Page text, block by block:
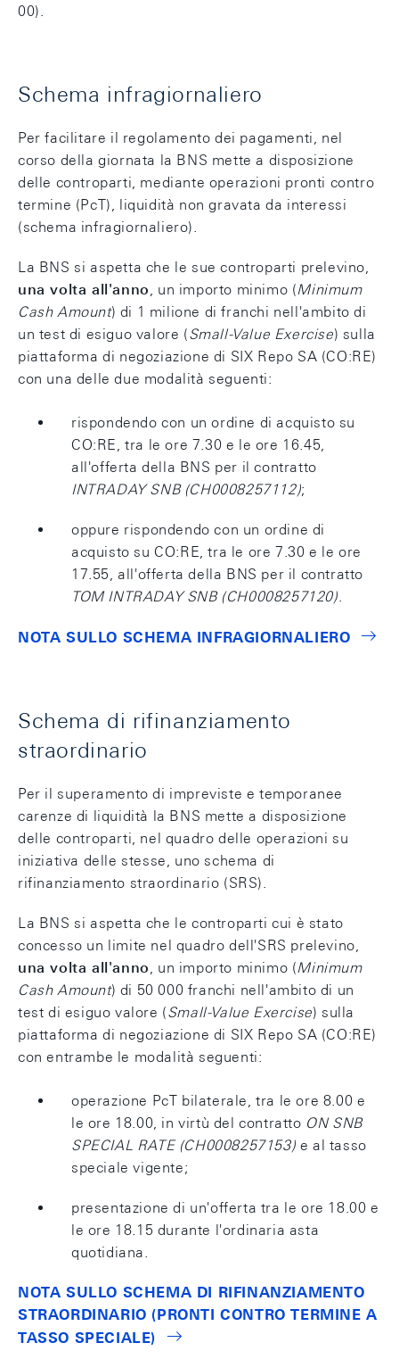
00).
Schema infragiornaliero
Per facilitare il regolamento dei pagamenti, nel
corso della giornata la BNS mette a disposizione
delle controparti, mediante operazioni pronti contro
termine (PcT), liquidità non gravata da interessi
(schema infragiornaliero).
La BNS si aspetta che le sue controparti prelevino,
una volta all'anno, un importo minimo (Minimum
Cash Amount) di 1 milione di franchi nell'ambito di
un test di esiguo valore (Small-Value Exercise) sulla
piattaforma di negoziazione di SIX Repo SA (CO:RE)
con una delle due modalità seguenti:
rispondendo con un ordine di acquisto su
CO:RE, tra le ore 7.30 e le ore 16.45,
all'offerta della BNS per il contratto
INTRADAY SNB (CH0008257112);
oppure rispondendo con un ordine di
acquisto su CO:RE, tra le ore 7.30 e le ore
17.55, all'offerta della BNS per il contratto
TOM INTRADAY SNB (CH0008257120).
NOTA SULLO SCHEMA INFRAGIORNALIERO
Schema di rifinanziamento
straordinario
Per il superamento di impreviste e temporanee
carenze di liquidità la BNS mette a disposizione
delle controparti, nel quadro delle operazioni su
iniziativa delle stesse, uno schema di
rifinanziamento straordinario (SRS).
La BNS si aspetta che le controparti cui è stato
concesso un limite nel quadro dell'SRS prelevino,
una volta all'anno, un importo minimo (Minimum
Cash Amount) di 50 000 franchi nell'ambito di un
test di esiguo valore (Small-Value Exercise) sulla
piattaforma di negoziazione di SIX Repo SA (CO:RE)
con entrambe le modalità seguenti:
operazione PcT bilaterale, tra le ore 8.00 e
le ore 18.00, in virtù del contratto ON SNB
SPECIAL RATE (CH0008257153) e al tasso
speciale vigente;
presentazione di un'offerta tra le ore 18.00 e
le ore 18.15 durante l'ordinaria asta
quotidiana.
NOTA SULLO SCHEMA DI RIFINANZIAMENTO
STRAORDINARIO (PRONTI CONTRO TERMINE A
TASSO SPECIALE)